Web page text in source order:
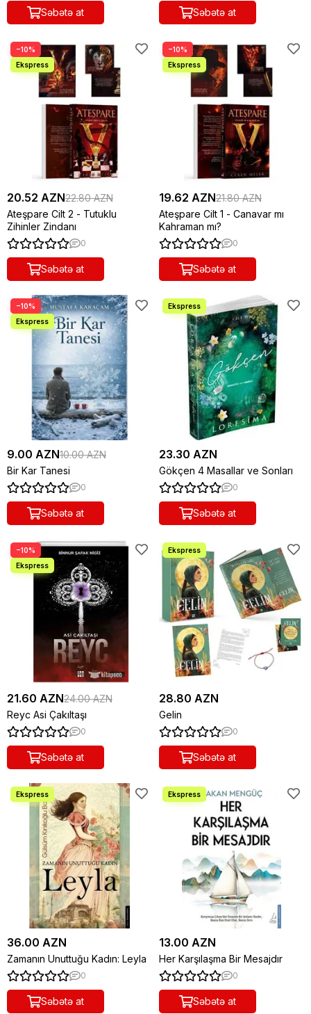
Səbətə at Səbətə at
−10%
20.52 AZN22.80 AZN
Ateşpare Cilt 2 - Tutuklu
Zihinler Zindanı
0
Səbətə at
−10%
19.62 AZN21.80 AZN
Ateşpare Cilt 1 - Canavar mı
Kahraman mı?
0
Səbətə at
−10%
9.00 AZN10.00 AZN
Bir Kar Tanesi
0
Səbətə at
23.30 AZN
Gökçen 4 Masallar ve Sonları
0
Səbətə at
−10%
21.60 AZN24.00 AZN
Reyc Asi Çakıltaşı
0
Səbətə at
28.80 AZN
Gelin
0
Səbətə at
36.00 AZN
Zamanın Unuttuğu Kadın: Leyla
0
Səbətə at
13.00 AZN
Her Karşılaşma Bir Mesajdır
0
Səbətə at